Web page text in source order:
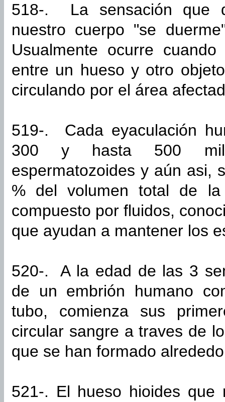
518-. La sensación que
nuestro cuerpo "se
Usualmente ocurre
entre un hueso y otro
circulando por el área
519-. Cada eyaculación
300 y hasta 500
espermatozoides y aún asi,
% del volumen total de
compuesto por fluidos,
que ayudan a mantener los
520-. A la edad de las 3
de un embrión humano
tubo, comienza sus
circular sangre a traves de
que se han formado
521-. El hueso hioides